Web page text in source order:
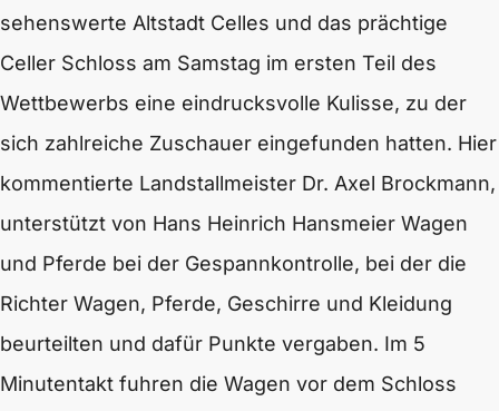
sehenswerte Altstadt Celles und das prächtige
Celler Schloss am Samstag im ersten Teil des
Wettbewerbs eine eindrucksvolle Kulisse, zu der
sich zahlreiche Zuschauer eingefunden hatten. Hier
kommentierte Landstallmeister Dr. Axel Brockmann,
unterstützt von Hans Heinrich Hansmeier Wagen
und Pferde bei der Gespannkontrolle, bei der die
Richter Wagen, Pferde, Geschirre und Kleidung
beurteilten und dafür Punkte vergaben. Im 5
Minutentakt fuhren die Wagen vor dem Schloss